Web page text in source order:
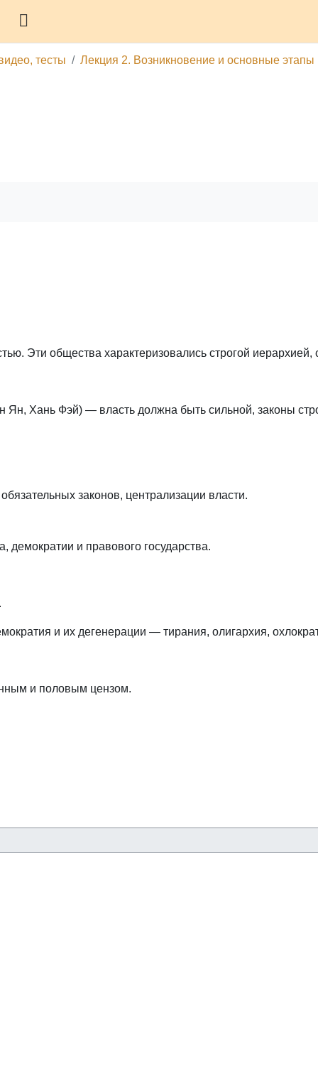
тесты Лекция 2. Возникновение и основные этапы
Эти общества характеризовались строгой
Хань Фэй) — власть должна быть сильной, законы
законов, централизации власти.
и правового государства.
и их дегенерации — тирания, олигархия,
и половым цензом.